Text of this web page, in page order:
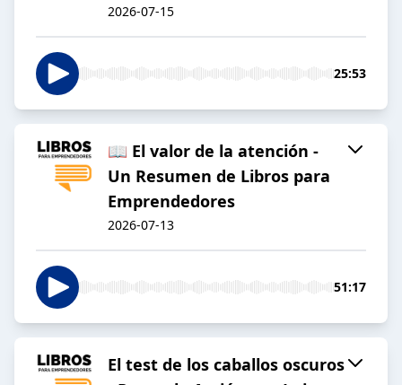
2026-07-15
25:53
📖 El valor de la atención -
Un Resumen de Libros para
Emprendedores
2026-07-13
51:17
El test de los caballos oscuros